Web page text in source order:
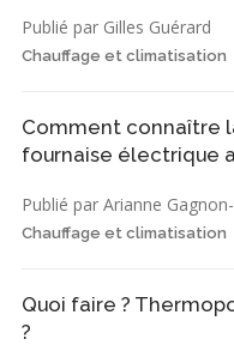
Publié par Gilles Guérard
Chauffage et climatisation
Comment connaître
fournaise électrique
Publié par Arianne
Chauffage et climatisation
Quoi faire ?
?